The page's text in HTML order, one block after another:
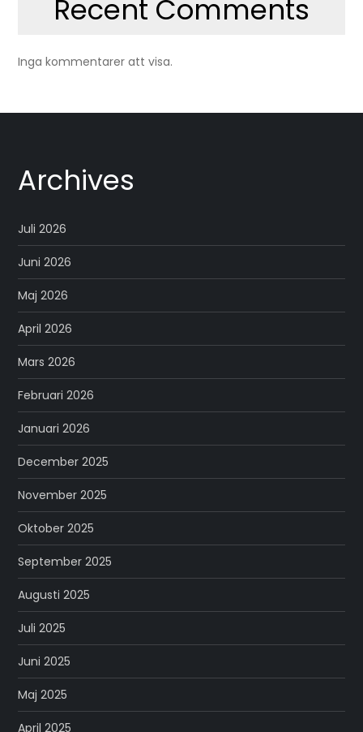
Recent Comments
Inga kommentarer att visa.
Archives
Juli 2026
Juni 2026
Maj 2026
April 2026
Mars 2026
Februari 2026
Januari 2026
December 2025
November 2025
Oktober 2025
September 2025
Augusti 2025
Juli 2025
Juni 2025
Maj 2025
April 2025